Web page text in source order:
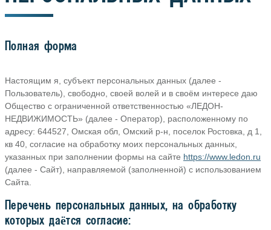
Полная форма
Настоящим я, субъект персональных данных (далее -
Пользователь), свободно, своей волей и в своём интересе даю
Общество с ограниченной ответственностью «ЛЕДОН-
НЕДВИЖИМОСТЬ» (далее - Оператор), расположенному по
адресу: 644527, Омская обл, Омский р-н, поселок Ростовка, д 1,
кв 40, согласие на обработку моих персональных данных,
указанных при заполнении формы на сайте https://www.ledon.ru
(далее - Сайт), направляемой (заполненной) с использованием
Сайта.
Перечень персональных данных, на обработку
которых даётся согласие: